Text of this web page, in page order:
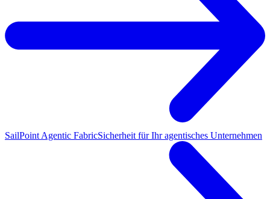
SailPoint Agentic FabricSicherheit für Ihr agentisches Unternehmen